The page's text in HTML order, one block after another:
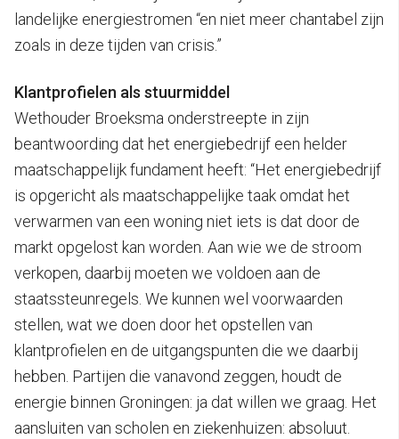
landelijke energiestromen “en niet meer chantabel zijn
zoals in deze tijden van crisis.”
Klantprofielen als stuurmiddel
Wethouder Broeksma onderstreepte in zijn
beantwoording dat het energiebedrijf een helder
maatschappelijk fundament heeft: “Het energiebedrijf
is opgericht als maatschappelijke taak omdat het
verwarmen van een woning niet iets is dat door de
markt opgelost kan worden. Aan wie we de stroom
verkopen, daarbij moeten we voldoen aan de
staatssteunregels. We kunnen wel voorwaarden
stellen, wat we doen door het opstellen van
klantprofielen en de uitgangspunten die we daarbij
hebben. Partijen die vanavond zeggen, houdt de
energie binnen Groningen: ja dat willen we graag. Het
aansluiten van scholen en ziekenhuizen: absoluut.